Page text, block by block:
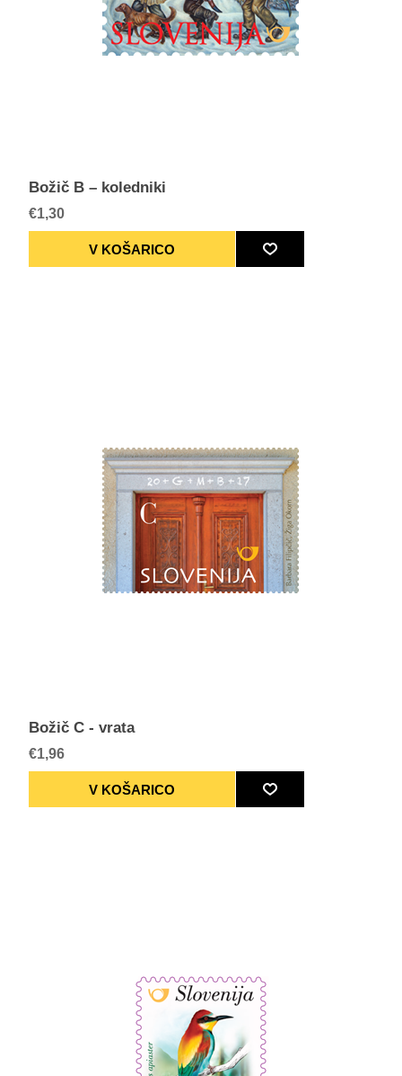
Božič B – koledniki
€1,30
Božič C - vrata
€1,96